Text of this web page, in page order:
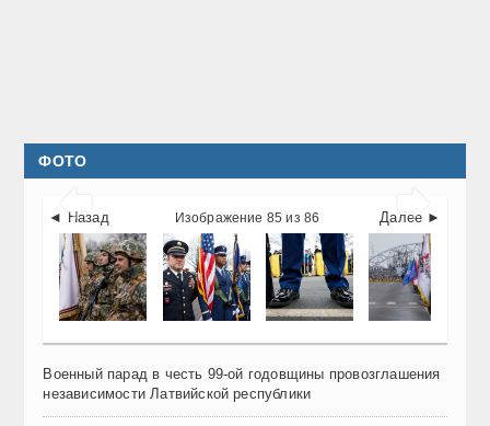
ФОТО
 
◄ Назад Далее ►
Изображение 85 из 86
Военный парад в честь 99-ой годовщины провозглашения
независимости Латвийской республики